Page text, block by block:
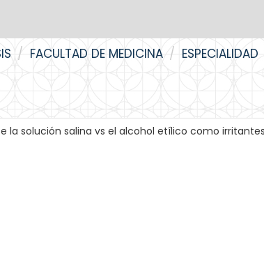
FACULTAD DE MEDICINA ESPECIALIDAD
la solución salina vs el alcohol etílico como